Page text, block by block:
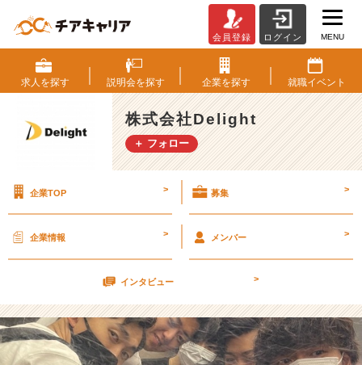
つ
も
以
上
に
暑
式
D
e
i
g
h
会員登録 ログイン MENU
求人を探す 説明会を探す 企業を探す 就職イベント
株式会社Delight
＋ フォロー
企業TOP > 募集 >
企業情報 > メンバー >
インタビュー >